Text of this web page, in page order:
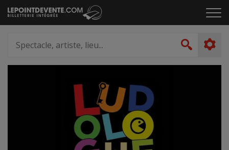
Passer
au
le
artiste,
lieu...